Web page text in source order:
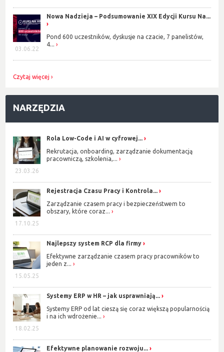
03.06.22
Nowa Nadzieja – Podsumowanie XIX Edycji Kursu Na...
Pond 600 uczestników, dyskusje na czacie, 7 panelistów,
4...
Czytaj więcej
NARZĘDZIA
23.03.26
Rola Low-Code i AI w cyfrowej...
Rekrutacja, onboarding, zarządzanie dokumentacją
pracowniczą, szkolenia,...
17.10.25
Rejestracja Czasu Pracy i Kontrola...
Zarządzanie czasem pracy i bezpieczeństwem to
obszary, które coraz...
15.05.25
Najlepszy system RCP dla firmy
Efektywne zarządzanie czasem pracy pracowników to
jeden z...
18.02.25
Systemy ERP w HR – jak usprawniają...
Systemy ERP od lat cieszą się coraz większą popularnością
i na ich wdrożenie...
Efektywne planowanie rozwoju...